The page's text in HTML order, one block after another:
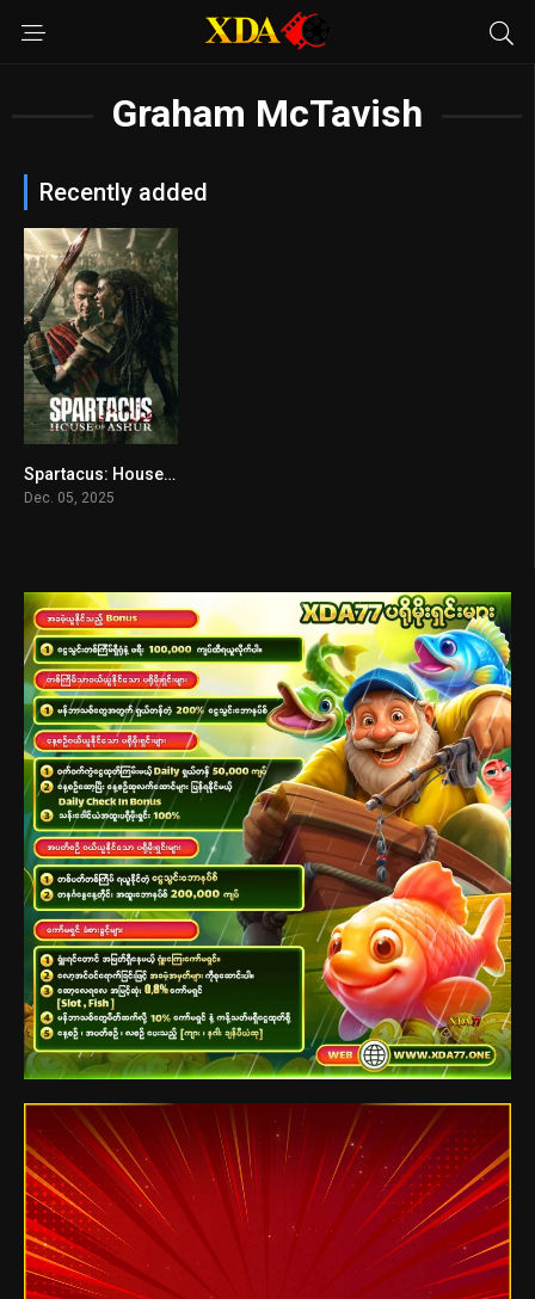
Graham McTavish
Recently added
6.756Spartacus: House of Ashur
Dec. 05, 2025